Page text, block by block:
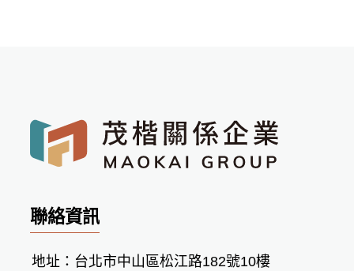
聯絡資訊
地址：台北市中山區松江路182號10樓